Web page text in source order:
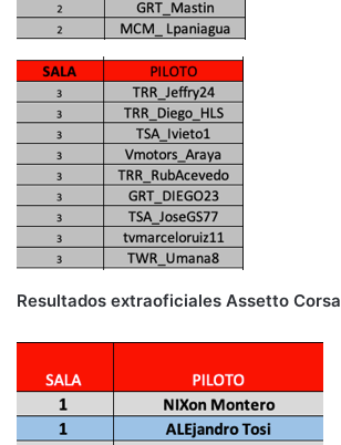
Resultados extraoficiales Assetto Corsa